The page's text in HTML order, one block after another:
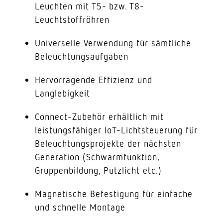
Leuchten mit T5- bzw. T8-
Leuchtstoffröhren
Universelle Verwendung für sämtliche
Beleuchtungsaufgaben
Hervorragende Effizienz und
Langlebigkeit
Connect-Zubehör erhältlich mit
leistungsfähiger IoT-Lichtsteuerung für
Beleuchtungsprojekte der nächsten
Generation (Schwarmfunktion,
Gruppenbildung, Putzlicht etc.)
Magnetische Befestigung für einfache
und schnelle Montage